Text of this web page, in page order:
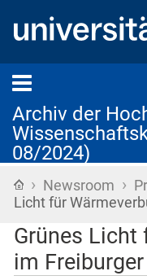
Archiv der
08/2024)
Startseite
› Newsroom ›
Licht für
Grünes Licht
im